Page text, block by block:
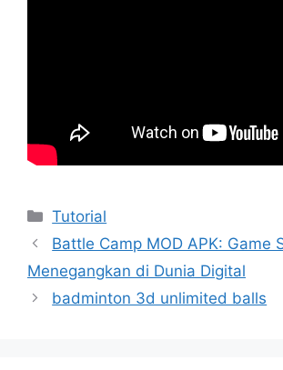
Kategori
Tutorial
Battle Camp MOD APK: Game
Menegangkan di Dunia Digital
badminton 3d unlimited balls